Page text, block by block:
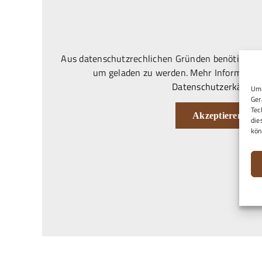
Aus datenschutzrechlichen Gründen benötigt
um geladen zu werden. Mehr
Datenschutzerkärung.
Akzeptieren